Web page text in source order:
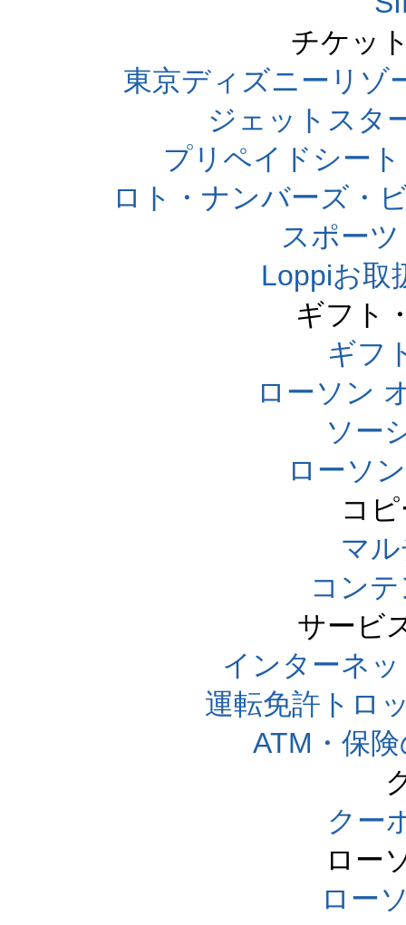
チケッ
東京ディズニーリゾ
ジェットスタ
プリペイドシー
ロト・ナンバーズ・
スポー
Loppiお取
ギフト
ギフ
ローソン
ソー
ローソ
コ
マ
コン
サービ
インターネ
運転免許トロ
ATM・保
クー
ロー
ロー